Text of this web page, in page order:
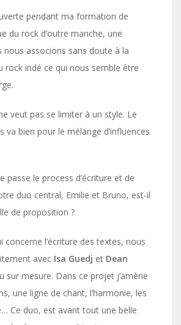
pendant ma formation de
du rock d’outre manche, une
associons sans doute à la
rock indé ce qui nous semble être
veut pas se limiter à un style. Le
va bien pour le mélange d’influences
passe le process d’écriture et de
duo central, Emilie et Bruno, est-il
de proposition ?
concerne l’écriture des textes, nous
avec Isa Guedj et Dean
sur mesure. Dans ce projet j’amène
une ligne de chant, l’harmonie, les
Ce duo, est avant tout une belle